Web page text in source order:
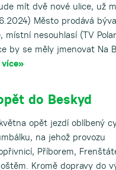
mít dvě nové ulice, už
Město prodává
místní nesouhlasí (TV
by se měly jmenovat Na
více»
do Beskyd
opět jezdí oblíbený
na jehož provozu
Příborem,
Kromě dopravy do